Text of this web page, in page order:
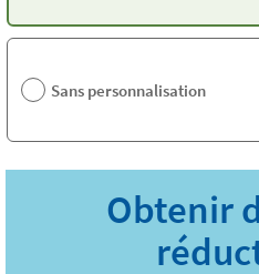
Sans personnalisation